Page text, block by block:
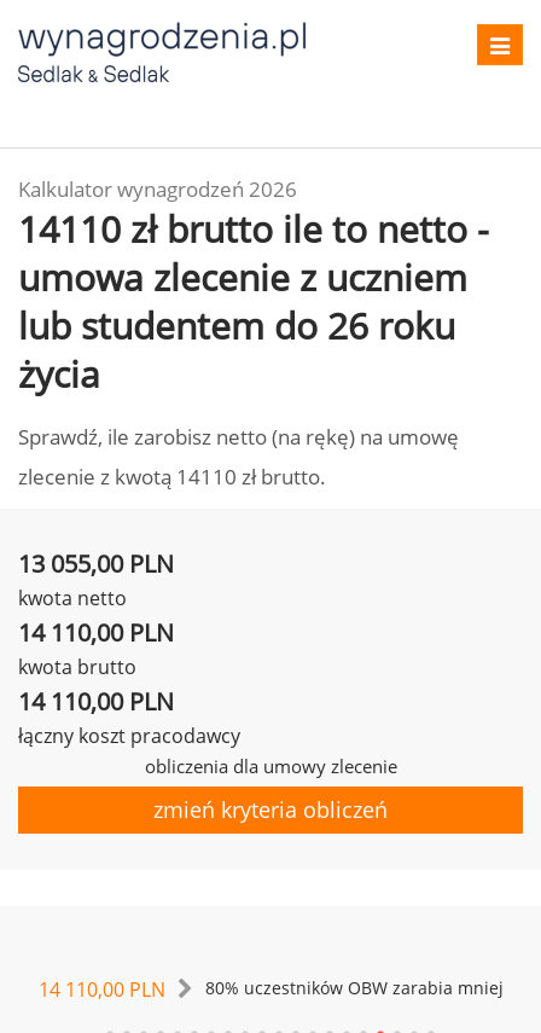
Kalkulator wynagrodzeń 2026
14110 zł brutto ile to netto -
umowa zlecenie z uczniem
lub studentem do 26 roku
życia
Sprawdź, ile zarobisz netto (na rękę) na umowę
zlecenie z kwotą 14110 zł brutto.
13 055,00 PLN
kwota netto
14 110,00 PLN
kwota brutto
14 110,00 PLN
łączny koszt pracodawcy
obliczenia dla umowy zlecenie
zmień kryteria obliczeń
14 110,00 PLN 80% uczestników OBW zarabia mniej